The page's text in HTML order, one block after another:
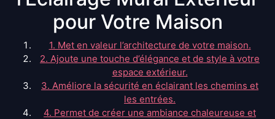
pour Votre Maison
1. Met en valeur l’architecture de votre maison.
2. Ajoute une touche d’élégance et de style à votre
espace extérieur.
3. Améliore la sécurité en éclairant les chemins et
les entrées.
4. Permet de créer une ambiance chaleureuse et